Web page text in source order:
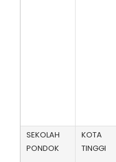
SEKOLAH
PONDOK
KOTA
TINGGI